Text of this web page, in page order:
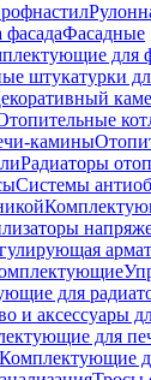
фасадаФасадные
для
штукатурки
камины
Радиаторы
Системы
для
и аксессуары
для
Комплектующие